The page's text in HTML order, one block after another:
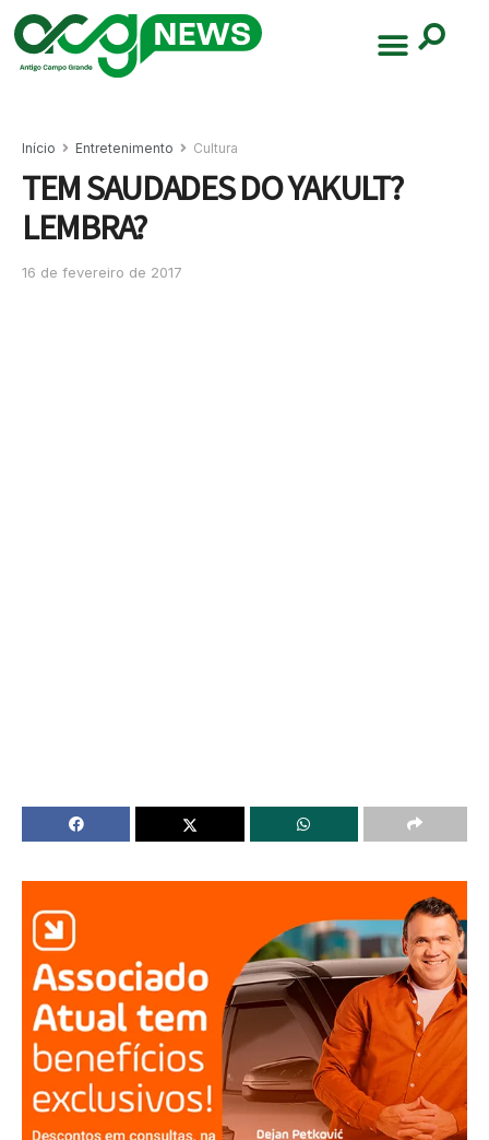
Início Entretenimento Cultura
TEM SAUDADES DO YAKULT?
LEMBRA?
16 de fevereiro de 2017